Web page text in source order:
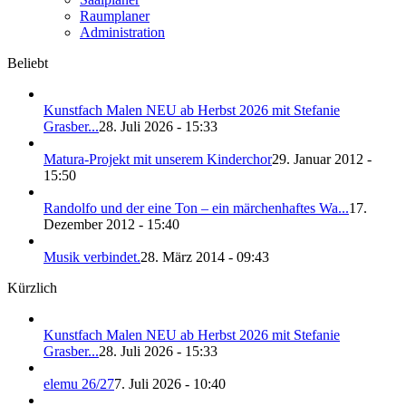
Raumplaner
Administration
Beliebt
Kunstfach Malen NEU ab Herbst 2026 mit Stefanie
Grasber...28. Juli 2026 - 15:33
Matura-Projekt mit unserem Kinderchor29. Januar 2012 -
15:50
Randolfo und der eine Ton – ein märchenhaftes Wa...17.
Dezember 2012 - 15:40
Musik verbindet.28. März 2014 - 09:43
Kürzlich
Kunstfach Malen NEU ab Herbst 2026 mit Stefanie
Grasber...28. Juli 2026 - 15:33
elemu 26/277. Juli 2026 - 10:40